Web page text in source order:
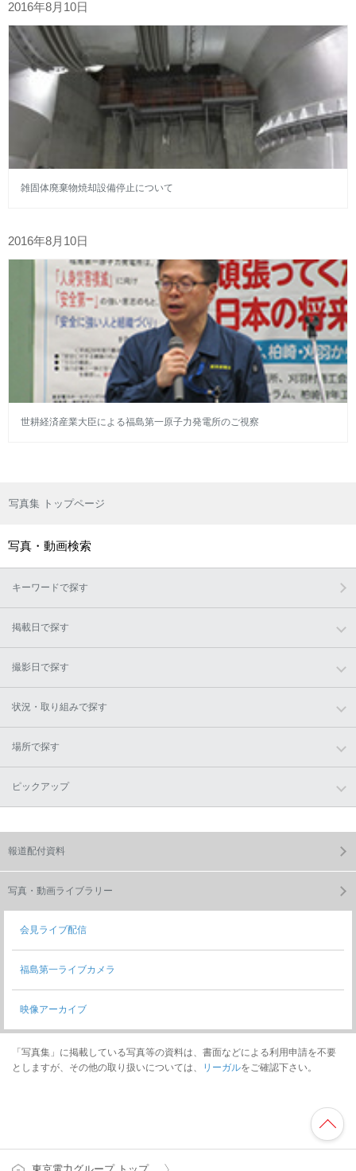
2016年8月10日
雑固体廃棄物焼却設備停止について
2016年8月10日
世耕経済産業大臣による福島第一原子力発電所のご視察
写真集 トップページ
写真・動画検索
キーワードで探す
掲載日で探す
撮影日で探す
状況・取り組みで探す
場所で探す
ピックアップ
報道配付資料
写真・動画ライブラリー
会見ライブ配信
福島第一ライブカメラ
映像アーカイブ
「写真集」に掲載している写真等の資料は、書面などによる利用申請を不要
としますが、その他の取り扱いについては、
リーガルをご確認下さい。